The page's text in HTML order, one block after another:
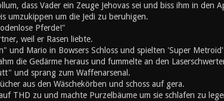
dass Vader ein Zeuge Jehovas sei und biss ihm in den
umzukippen um die Jedi zu beruhigen.
Pferde!"
weil er Rasen liebte.
und Mario in Bowsers Schloss und spielten 'Super
die Gedärme heraus und fummelte an den
und sprang zum Waffenarsenal.
aus den Wäschekörben und schoss auf gera.
THD zu und machte Purzelbäume um sie schlafen zu